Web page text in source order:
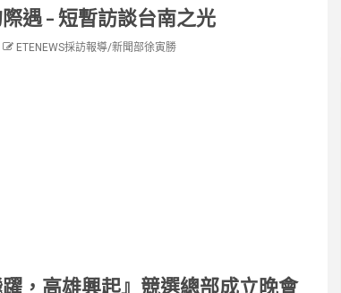
遇 – 短暫訪談台南之光
ETENEWS採訪報導/新聞部徐寅勝
躍，高雄興起』競選總部成立晚會